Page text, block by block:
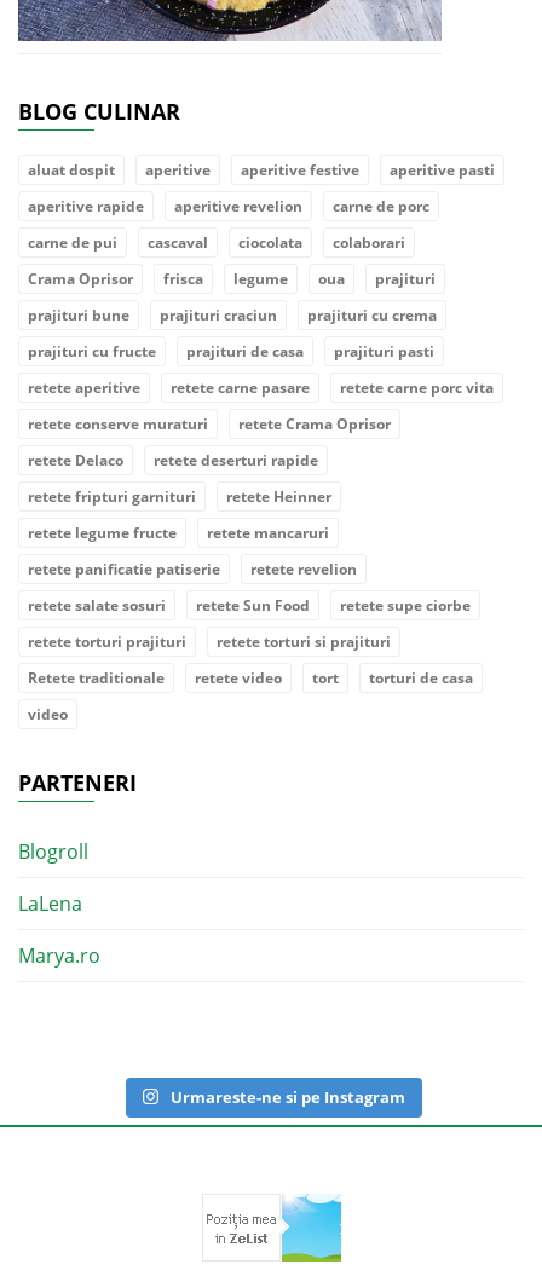
BLOG CULINAR
aluat dospit aperitive aperitive festive
aperitive pasti
aperitive rapide
aperitive revelion
carne de porc
carne de pui
cascaval ciocolata
colaborari
Crama Oprisor
frisca legume oua
prajituri
prajituri bune
prajituri craciun
prajituri cu crema
prajituri cu fructe
prajituri de casa
prajituri pasti
retete aperitive
retete carne pasare
retete carne porc vita
retete conserve muraturi
retete Crama Oprisor
retete Delaco
retete deserturi rapide
retete fripturi garnituri
retete Heinner
retete legume fructe
retete mancaruri
retete panificatie patiserie
retete revelion
retete salate sosuri
retete Sun Food
retete supe ciorbe
retete torturi prajituri
retete torturi si prajituri
Retete traditionale
retete video tort
torturi de casa
video
PARTENERI
Blogroll
LaLena
Marya.ro
Urmareste-ne si pe Instagram